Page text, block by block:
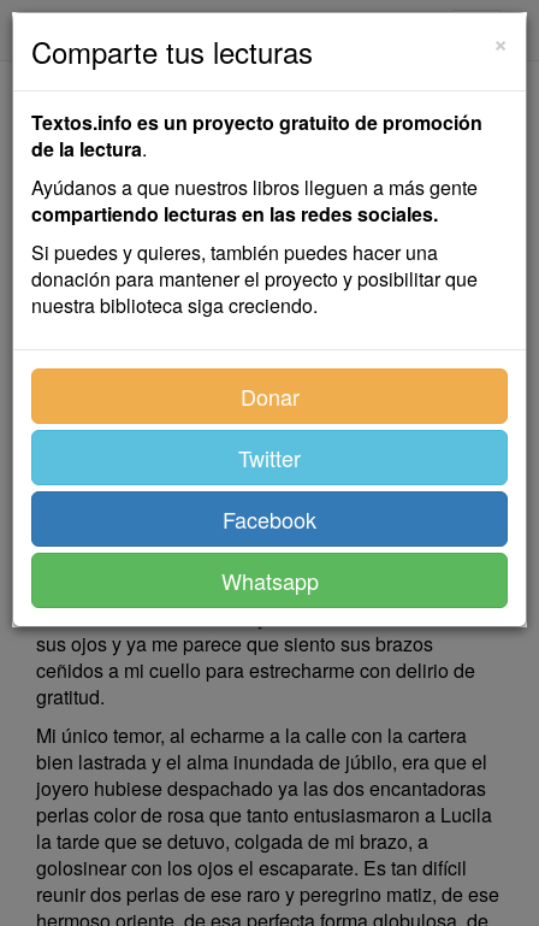
La Perla Rosa
Emilia Pardo Bazán
Cuento
Sólo el hombre que de día se encierra y vela muchas
horas de la noche para ganar con qué satisfacer los
caprichos de una mujer querida —díjome en
quebrantada voz mi infeliz amigo—, comprenderá el
placer de juntar a escondidas una regular suma, y así
que la redondea, salir a invertirla en el más quimérico,
en el más extravagante e inútil de los antojos de esa
mujer. Lo que ella contempló a distancia como
irrealizable sueño, lo que apenas hirió su imaginación
iniciativa, mi laboriosidad y mi cariño van a darle
dentro de un instante… Y ya creo ver la admiración en
sus ojos y ya me parece que siento sus brazos
ceñidos a mi cuello para estrecharme con delirio de
gratitud.
Mi único temor, al echarme a la calle con la cartera
bien lastrada y el alma inundada de júbilo, era que el
joyero hubiese despachado ya las dos encantadoras
perlas color de rosa que tanto entusiasmaron a Lucila
la tarde que se detuvo, colgada de mi brazo, a
golosinear con los ojos el escaparate. Es tan difícil
reunir dos perlas de ese raro y peregrino matiz, de ese
×
Comparte tus lecturas
Textos.info es un proyecto gratuito de promoción
de la lectura.
Ayúdanos a que nuestros libros lleguen a más gente
compartiendo lecturas en las redes sociales.
Si puedes y quieres, también puedes hacer una
donación para mantener el proyecto y posibilitar que
nuestra biblioteca siga creciendo.
Donar
Twitter
Facebook
Whatsapp